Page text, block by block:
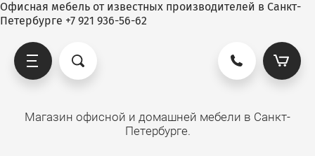
Офисная мебель от известных производителей в Санкт-
Петербурге +7 921 936-56-62
Магазин офисной и домашней мебели в Санкт-
Петербурге.